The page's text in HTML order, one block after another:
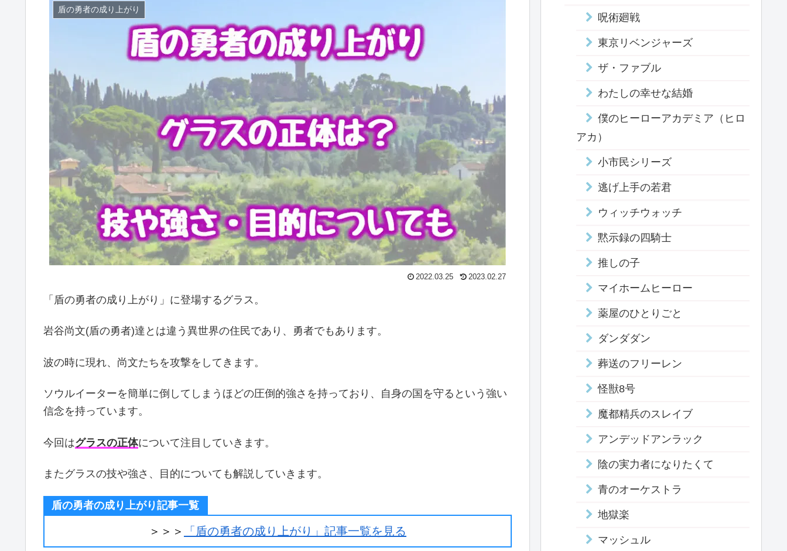
盾の勇者の成り上がり
2022.03.25 2023.02.27
「盾の勇者の成り上がり」に登場するグラス。
岩谷尚文(盾の勇者)達とは違う異世界の住民であり、勇者でもあります。
波の時に現れ、尚文たちを攻撃をしてきます。
ソウルイーターを簡単に倒してしまうほどの圧倒的強さを持っており、自身の国を守るという強い
信念を持っています。
今回はグラスの正体について注目していきます。
またグラスの技や強さ、目的についても解説していきます。
盾の勇者の成り上がり記事一覧
＞＞＞ 「盾の勇者の成り上がり」記事一覧を見る
呪術廻戦
東京リベンジャーズ
ザ・ファブル
わたしの幸せな結婚
僕のヒーローアカデミア（ヒロ
アカ）
小市民シリーズ
逃げ上手の若君
ウィッチウォッチ
黙示録の四騎士
推しの子
マイホームヒーロー
薬屋のひとりごと
ダンダダン
葬送のフリーレン
怪獣8号
魔都精兵のスレイブ
アンデッドアンラック
陰の実力者になりたくて
青のオーケストラ
地獄楽
マッシュル